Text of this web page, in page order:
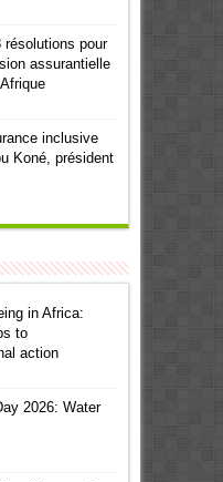
résolutions pour
assurantielle
inclusive
Koné, président
in Africa:
to
action
2026: Water